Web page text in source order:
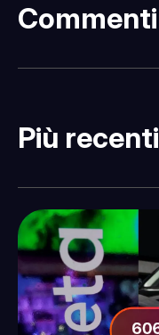
Commenti
Più recenti